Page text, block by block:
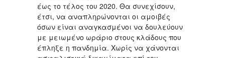
έως το τέλος του 2020. Θα συνεχίσουν,
έτσι, να αναπληρώνονται οι αμοιβές
όσων είναι αναγκασμένοι να δουλεύουν
με μειωμένο ωράριο στους κλάδους που
έπληξε η πανδημία. Χωρίς να χάνονται